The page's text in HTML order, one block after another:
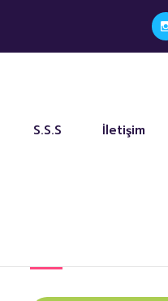
S.S.S İletişim